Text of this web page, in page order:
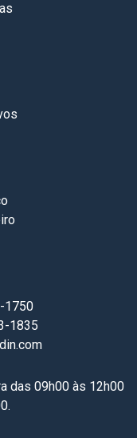
1750
1835
das 09h00 às 12h00